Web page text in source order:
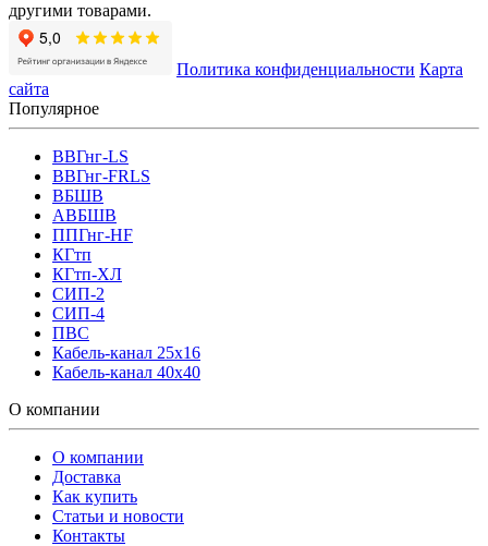
другими товарами.
Политика конфиденциальности Карта
сайта
Популярное
ВВГнг-LS
ВВГнг-FRLS
ВБШВ
АВБШВ
ППГнг-HF
КГтп
КГтп-ХЛ
СИП-2
СИП-4
ПВС
Кабель-канал 25х16
Кабель-канал 40х40
О компании
О компании
Доставка
Как купить
Статьи и новости
Контакты